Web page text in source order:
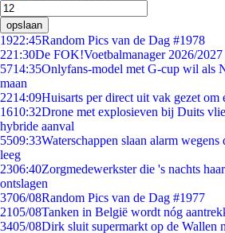
opslaan
1922:45Random Pics van de Dag #1978
221:30De FOK!Voetbalmanager 2026/2027
5714:35Onlyfans-model met G-cup wil als
maan
2214:09Huisarts per direct uit vak gezet
1610:32Drone met explosieven bij Duits
hybride aanval
5509:33Waterschappen slaan alarm
leeg
2306:40Zorgmedewerkster die 's nachts
ontslagen
3706/08Random Pics van de Dag #1977
2105/08Tanken in België wordt nóg
3405/08Dirk sluit supermarkt op de Wallen